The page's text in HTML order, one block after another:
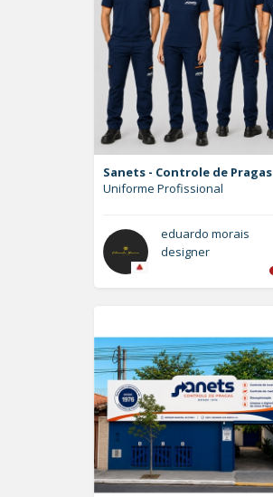
Sanets - Controle de Pragas
Uniforme Profissional
eduardo morais
designer